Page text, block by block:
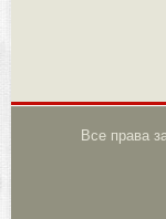
Все права